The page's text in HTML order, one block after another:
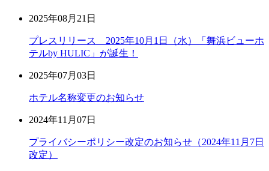
2025年08月21日
プレスリリース 2025年10月1日（水）「舞浜ビューホ
テルby HULIC」が誕生！
2025年07月03日
ホテル名称変更のお知らせ
2024年11月07日
プライバシーポリシー改定のお知らせ（2024年11月7日
改定）